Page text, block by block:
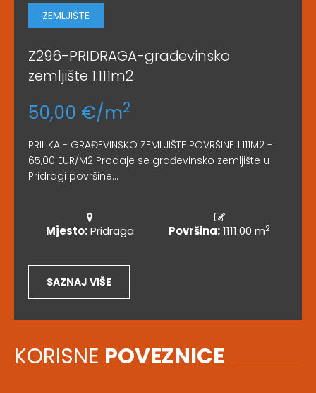
ZEMLJIŠTE
Z296-PRIDRAGA-građevinsko
zemljište 1.111m2
50,00 €/m2
PRILIKA - GRAĐEVINSKO ZEMLJIŠTE POVRŠINE 1.111M2 -
65,00 EUR/M2 Prodaje se građevinsko zemljište u
Pridragi površine...
Mjesto:Pridraga Površina:1111.00 m2
SAZNAJ VIŠE
KORISNE POVEZNICE